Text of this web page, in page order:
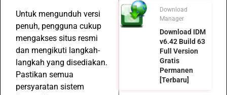
Untuk mengunduh versi
penuh, pengguna cukup
mengakses situs resmi
dan mengikuti langkah-
langkah yang disediakan.
Pastikan semua
persyaratan sistem
Download
Manager
Download IDM
v6.42 Build 63
Full Version
Gratis
Permanen
[Terbaru]